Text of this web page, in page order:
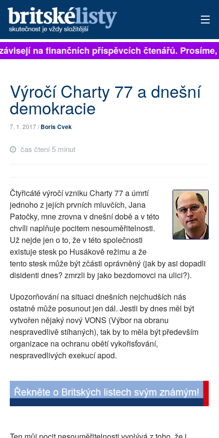
PŘIHLÁSIT
ARCHIV
PŘÍSPĚVKY NA PROVOZ
SOCIÁLNÍ SÍTĚ
RUBRIKY
PLNÁ VERZE STRÁNEK
na finančních příspěvcích čtenářů. Prosíme,
Výročí Charty 77 a dnešní
demokracie
7. 1. 2017 /Boris Cvek
čas čtení 5 minut
Čtyřicáté výročí vzniku Charty 77 a úmrtí
jednoho z jejích prvních mluvčích, Jana
Patočky, mne zrovna v dnešní době a v této
chvíli naplňuje pocitem nesouměřitelnosti.
Už nejde jen o to, že v této společnosti
existuje stesk po Husákově režimu a že
tento stesk může být zčásti oprávněný (jak by asi dopadli
disidenti dnes? zmrzli by jako bezdomovci na ulici?).
Upozorňování na situaci dnešních nejchudších nás
ostatně může posunout jen dál. Jestli by dnes měl být
vytvořen nějaký nový VONS (Výbor na obranu
nespravedlivě stíhaných), tak by to měla být především
organizace na ochranu obětí vykořisťování,
nespravedlivých exekucí apod.